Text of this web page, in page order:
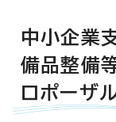
中小企業
備品整備
ロポーザ